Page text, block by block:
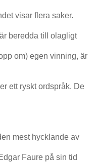
visar flera saker.
beredda till olagligt
om) egen vinning, är
ett ryskt ordspråk. De
mest hycklande av
Faure på sin tid